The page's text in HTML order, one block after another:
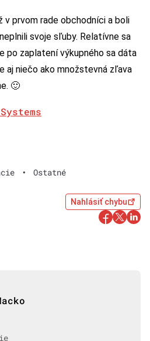
v prvom rade obchodníci a boli
svoje sľuby. Relatívne sa
po zaplatení výkupného sa dáta
aj niečo ako množstevná zľava
🙂
• Ostatné
Nahlásiť chybu